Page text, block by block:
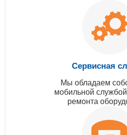
Сервисная
Мы обладаем
мобильной
ремонта